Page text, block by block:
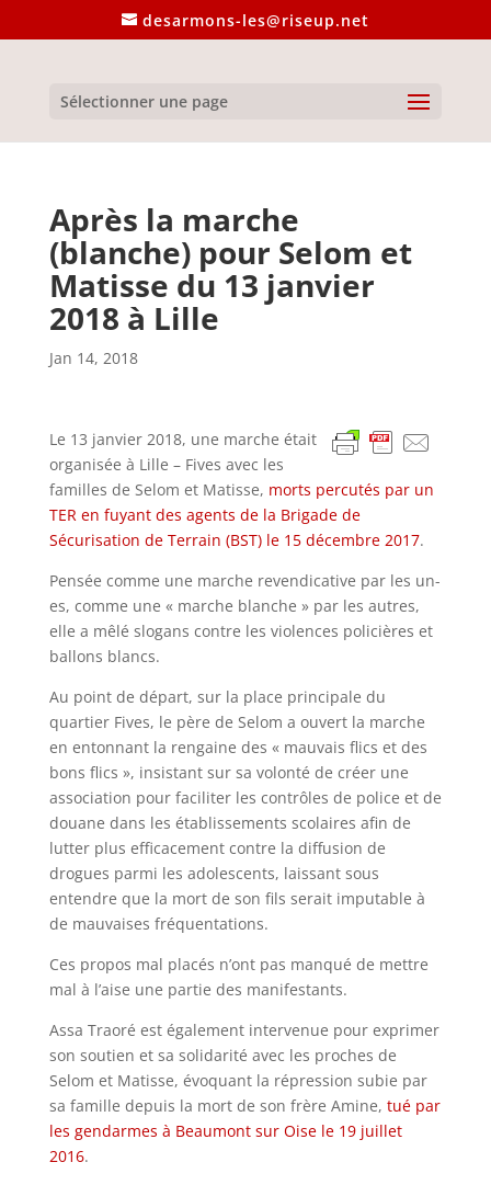
desarmons-les@riseup.net
Sélectionner une page
Après la marche
(blanche) pour Selom et
Matisse du 13 janvier
2018 à Lille
Jan 14, 2018
Le 13 janvier 2018, une marche était
organisée à Lille – Fives avec les
familles de Selom et Matisse, morts percutés par un
TER en fuyant des agents de la Brigade de
Sécurisation de Terrain (BST) le 15 décembre 2017.
Pensée comme une marche revendicative par les un-
es, comme une « marche blanche » par les autres,
elle a mêlé slogans contre les violences policières et
ballons blancs.
Au point de départ, sur la place principale du
quartier Fives, le père de Selom a ouvert la marche
en entonnant la rengaine des « mauvais flics et des
bons flics », insistant sur sa volonté de créer une
association pour faciliter les contrôles de police et de
douane dans les établissements scolaires afin de
lutter plus efficacement contre la diffusion de
drogues parmi les adolescents, laissant sous
entendre que la mort de son fils serait imputable à
de mauvaises fréquentations.
Ces propos mal placés n’ont pas manqué de mettre
mal à l’aise une partie des manifestants.
Assa Traoré est également intervenue pour exprimer
son soutien et sa solidarité avec les proches de
Selom et Matisse, évoquant la répression subie par
sa famille depuis la mort de son frère Amine, tué par
les gendarmes à Beaumont sur Oise le 19 juillet
2016.